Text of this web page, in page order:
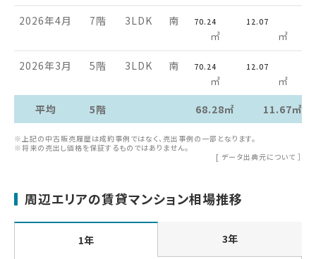
2026年4月 7階 3LDK 南 70.24
㎡
12.07
㎡
2026年3月 5階 3LDK 南 70.24
㎡
12.07
㎡
平均
5階 68.28㎡ 11.67㎡
※上記の中古販売履歴は成約事例ではなく、売出事例の一部となります。
※将来の売出し価格を保証するものではありません。
[ データ出典元について ］
周辺エリアの賃貸マンション相場推移
1年 3年